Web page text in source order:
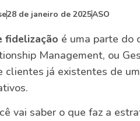
28 de janeiro de 2025ASO
fidelização é uma parte do
Management, ou
clientes já existentes de
vai saber o que faz a